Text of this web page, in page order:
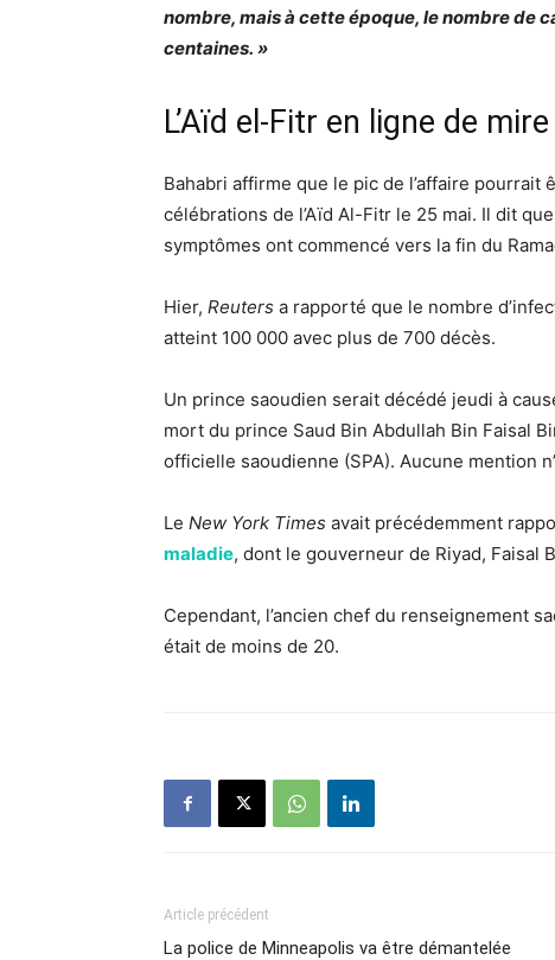
nombre, mais à cette époque, le nombre de
centaines. »
L’Aïd el-Fitr en ligne de mire
Bahabri affirme que le pic de l’affaire pourrait
célébrations de l’Aïd Al-Fitr le 25 mai. Il dit
symptômes ont commencé vers la fin du
Hier, Reuters a rapporté que le nombre
atteint 100 000 avec plus de 700 décès.
Un prince saoudien serait décédé jeudi à
mort du prince Saud Bin Abdullah Bin Faisal
officielle saoudienne (SPA). Aucune mention
Le New York Times avait précédemment
maladie, dont le gouverneur de Riyad, Faisal
Cependant, l’ancien chef du renseignement
était de moins de 20.
Article précédent
La police de Minneapolis va être démantelée